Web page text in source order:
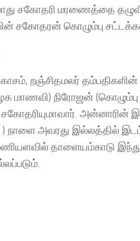
சகோதரி மரணைத்தை
சகோதரன் கொழும்பு
றஞ்சிதமலர் தம்பதிகளின்
மாணவி) நிரோஜன்
அன்னாரின்
) நாளை அவரது இல்லத்தில்
தாளையம்காடு